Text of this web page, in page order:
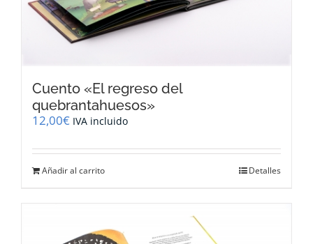
Cuento «El regreso del
quebrantahuesos»
12,00€ IVA incluido
Añadir al carrito Detalles